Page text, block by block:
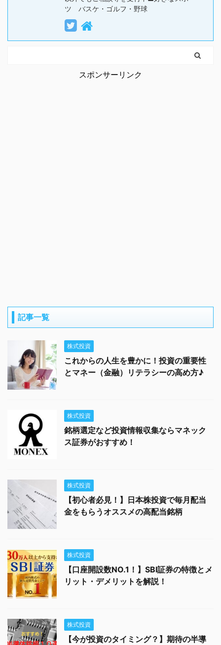
ツ バスケ・ゴルフ・野球
スポンサーリンク
記事一覧
株式投資
これからの人生を豊かに！投資の重要性
とマネー（金融）リテラシーの高め方♪
株式投資
銘柄選定など投資情報収集ならマネック
ス証券がおすすめ！
株式投資
【初心者必見！】日本株投資で毎月配当
金をもらうオススメの高配当銘柄
株式投資
【口座開設数NO.1！】SBI証券の特徴とメ
リット・デメリットを解説！
株式投資
【今が投資のタイミング？】期待の半導